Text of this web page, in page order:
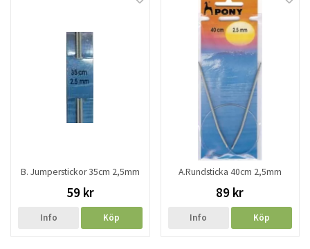
B. Jumperstickor 35cm 2,5mm
59 kr
Info Köp
A.Rundsticka 40cm 2,5mm
89 kr
Info Köp